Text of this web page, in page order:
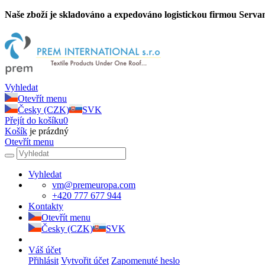
Naše zboží je skladováno a expedováno logistickou firmou
Vyhledat
Otevřít menu
Česky (CZK)
SVK
Přejít do košíku0
Košík je prázdný
Otevřít menu
Vyhledat
vm@premeuropa.com
+420 777 677 944
Kontakty
Otevřít menu
Česky (CZK)
SVK
Váš účet
Přihlásit Vytvořit účet Zapomenuté heslo